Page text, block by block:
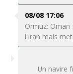
08/08 17:06
Ormuz: Oman
l'Iran mais
Un navire